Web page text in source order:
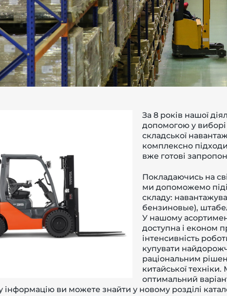
За 8 років нашої
допомогою у виборі
складської
комплексно
вже готові
Покладаючись на
ми допоможемо
складу:
бензиновые),
У нашому
доступна і економ
інтенсивність
купувати
раціональним
китайської
оптимальний
інформацію ви можете знайти у новому розділі